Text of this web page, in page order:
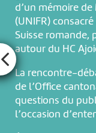
d’un mémoire
(UNIFR)
Suisse romande,
autour du HC
La rencontre-
de l’Office
questions du
l’occasion